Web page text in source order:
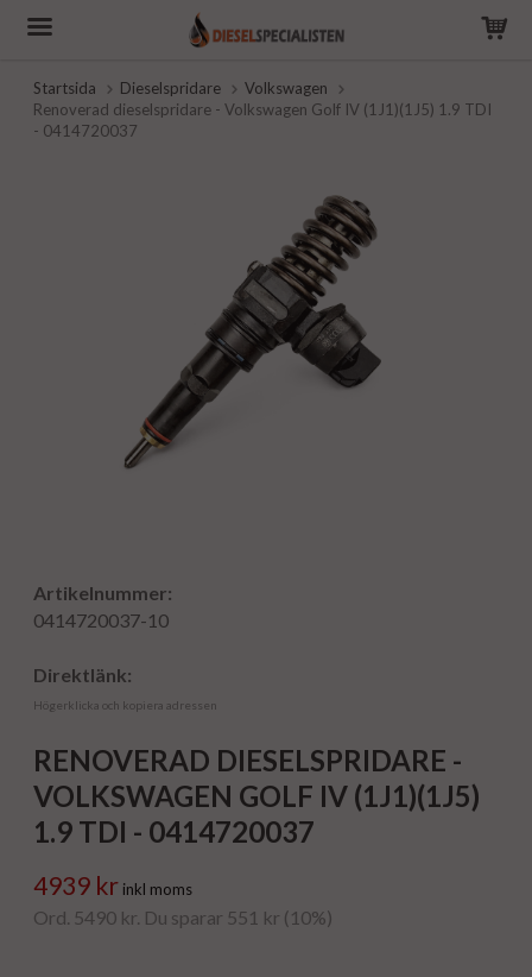
Startsida Dieselspridare
Volkswagen
Renoverad dieselspridare - Volkswagen Golf IV (1J1)(1J5) 1.9 TDI
- 0414720037
Artikelnummer:
0414720037-10
Direktlänk:
Högerklicka och kopiera adressen
RENOVERAD DIESELSPRIDARE -
VOLKSWAGEN GOLF IV (1J1)(1J5)
1.9 TDI - 0414720037
4939 kr inkl moms
Ord. 5490 kr. Du sparar 551 kr (10%)